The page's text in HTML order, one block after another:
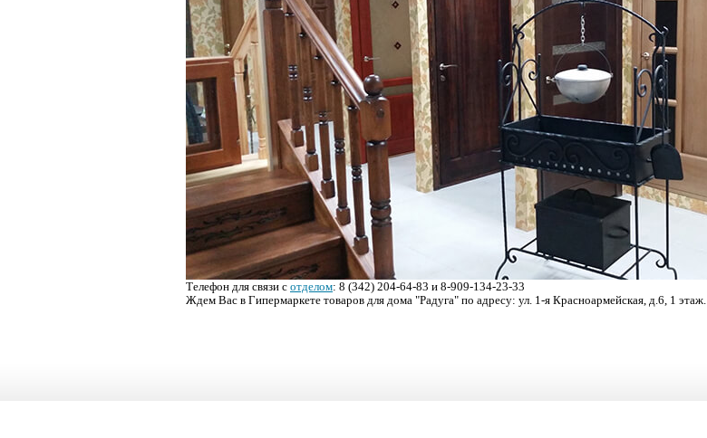
Телефон для связи с отделом: 8 (342) 204-64-83 и 8-909-134-23-33
Ждем Вас в Гипермаркете товаров для дома "Радуга" по адресу: ул. 1-я Красноармейская, д.6, 1 этаж.